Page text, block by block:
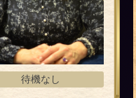
待機なし